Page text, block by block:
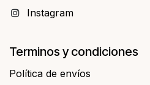
Instagram
Terminos y condiciones
Política de envíos